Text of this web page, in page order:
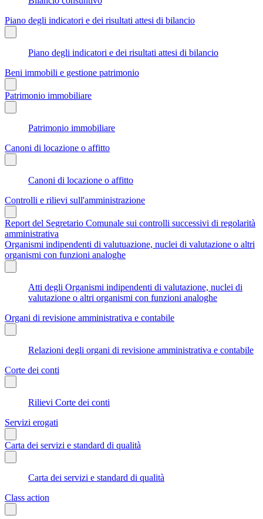
Piano degli indicatori e dei risultati attesi di bilancio
Piano degli indicatori e dei risultati attesi di bilancio
Beni immobili e gestione patrimonio
Patrimonio immobiliare
Patrimonio immobiliare
Canoni di locazione o affitto
Canoni di locazione o affitto
Controlli e rilievi sull'amministrazione
Report del Segretario Comunale sui controlli successivi di regolarità
amministrativa
Organismi indipendenti di valutuazione, nuclei di valutazione o altri
organismi con funzioni analoghe
Atti degli Organismi indipendenti di valutazione, nuclei di
valutazione o altri organismi con funzioni analoghe
Organi di revisione amministrativa e contabile
Relazioni degli organi di revisione amministrativa e contabile
Corte dei conti
Rilievi Corte dei conti
Servizi erogati
Carta dei servizi e standard di qualità
Carta dei servizi e standard di qualità
Class action